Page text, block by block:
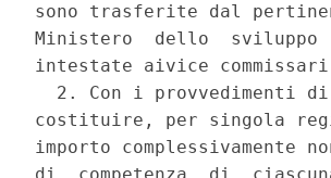
sono trasferite dal
Ministero  dello
intestate aivice
2. Con i provvedimenti
costituire, per singola
importo